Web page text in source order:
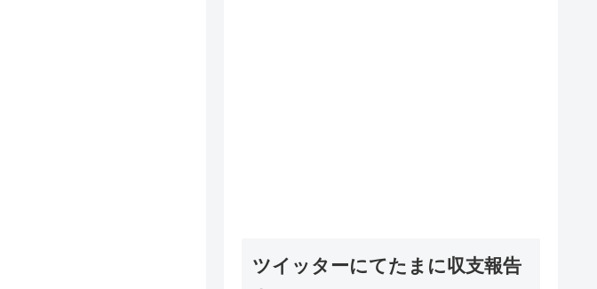
ツイッターにてたまに収支報告